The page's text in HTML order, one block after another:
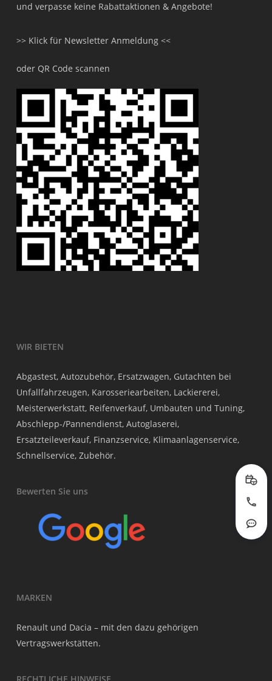
und verpasse keine Rabattaktionen & Angebote!
>> Klick für Newsletter Anmeldung <<
oder QR Code scannen
WIR BIETEN
Abgastest, Autozubehör, Ersatzwagen, Gutachten bei
Unfallfahrzeugen, Karosseriearbeiten, Lackiererei,
Meisterwerkstatt, Reifenverkauf, Umbauten und Tuning,
Abschlepp-/Pannendienst, Autoglaserei,
Ersatzteileverkauf, Finanzservice, Klimaanlagenservice,
Schnellservice, Zubehör.
Bewerten Sie uns
MARKEN
Renault und Dacia – mit den dazu gehörigen
Vertragswerkstätten.
Jetzt